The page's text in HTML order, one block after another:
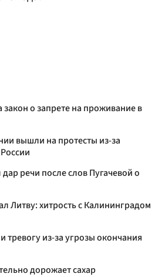
закон о запрете на проживание в
вышли на протесты из-за
речи после слов Пугачевой о
Литву: хитрость с Калининградом
тревогу из-за угрозы окончания
дорожает сахар